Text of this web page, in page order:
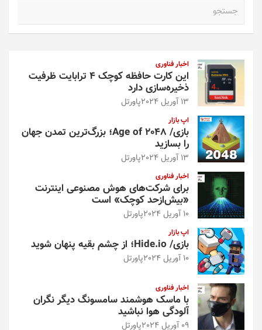
ذخیره نام، ایمیل و وبسایت من در مرورگر برای زمانی که دوباره
دیدگاهی می‌نویسم.
ج
س
ت
ج
و
اخبار فناوری
این کارت حافظه کوچک ۴ ترابایت ظرفیت
ذخیره‌سازی دارد
13 آوریل 2024 پاورتل